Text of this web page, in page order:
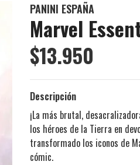
PANINI ESPAÑA
Marvel
$13.950
Descripción
¡La más brutal,
los héroes de la Tierra en
transformado los iconos de
cómic.